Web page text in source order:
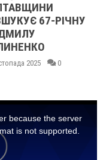
ОБЛАСТІ
РОЗШУКУЮТЬ
РІЧНУ ЗОЮ
14 листопада 2025